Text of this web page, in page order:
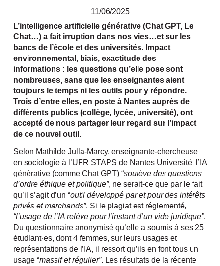
11/06/2025
L’intelligence artificielle générative (Chat GPT, Le
Chat…) a fait irruption dans nos vies…et sur les
bancs de l’école et des universités. Impact
environnemental, biais, exactitude des
informations : les questions qu’elle pose sont
nombreuses, sans que les enseignantes aient
toujours le temps ni les outils pour y répondre.
Trois d’entre elles, en poste à Nantes auprès de
différents publics (collège, lycée, université), ont
accepté de nous partager leur regard sur l’impact
de ce nouvel outil.
Selon Mathilde Julla-Marcy, enseignante-chercheuse
en sociologie à l’UFR STAPS de Nantes Université, l’IA
générative (comme Chat GPT) “soulève des questions
d’ordre éthique et politique”, ne serait-ce que par le fait
qu’il s’agit d’un “outil développé par et pour des intérêts
privés et marchands”. Si le plagiat est réglementé,
“l’usage de l’IA relève pour l’instant d’un vide juridique”.
Du questionnaire anonymisé qu’elle a soumis à ses 25
étudiant·es, dont 4 femmes, sur leurs usages et
représentations de l’IA, il ressort qu’ils en font tous un
usage “massif et régulier”. Les résultats de la récente